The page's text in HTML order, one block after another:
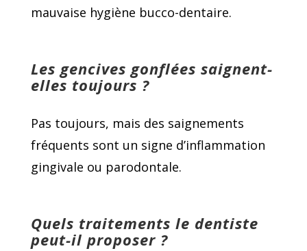
mauvaise hygiène bucco-dentaire.
Les gencives gonflées saignent-
elles toujours ?
Pas toujours, mais des saignements
fréquents sont un signe d’inflammation
gingivale ou parodontale.
Quels traitements le dentiste
peut-il proposer ?